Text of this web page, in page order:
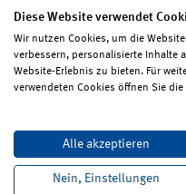
Seite teilen
Erklärung zur Barrierefreiheit
Karriere
Newsletter
Diese Website verwendet
Wir nutzen Cookies, um die
verbessern, personalisierte Inhalte
Website-Erlebnis zu bieten. Für
verwendeten Cookies öffnen Sie
Alle akzeptieren
Nein, Einstellungen